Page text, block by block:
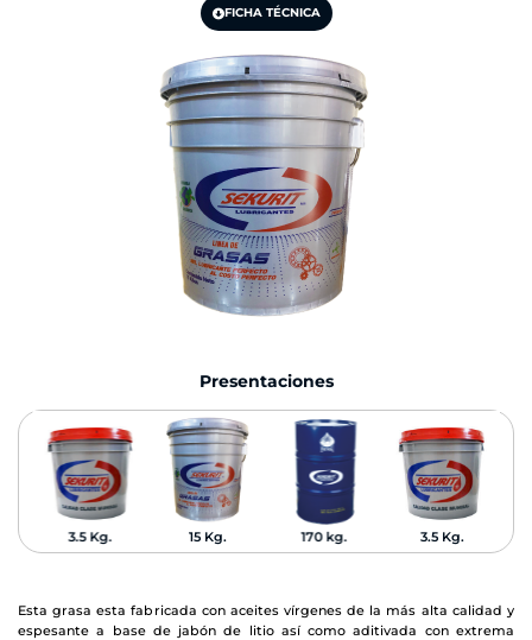
FICHA TÉCNICA
Presentaciones
3.5 Kg. 15 Kg. 170 kg. 3.5 Kg.
Esta grasa esta fabricada con aceites vírgenes de la más alta calidad y
espesante a base de jabón de litio así como aditivada con extrema